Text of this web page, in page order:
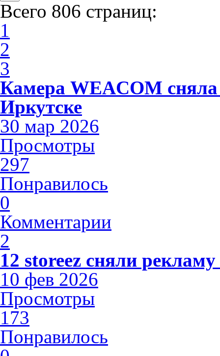
Всего 806 страниц:
1
2
3
Камера WEACOM
Иркутске
30 мар 2026
Просмотры
297
Понравилось
0
Комментарии
2
12 storeez сняли
10 фев 2026
Просмотры
173
Понравилось